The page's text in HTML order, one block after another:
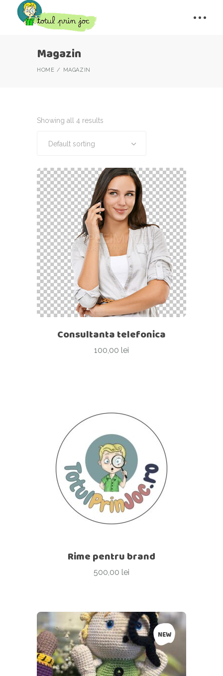
Magazin
HOME MAGAZIN
Showing all 4 results
Default sorting
Consultanta telefonica
100,00 lei
Rime pentru brand
500,00 lei
NEW